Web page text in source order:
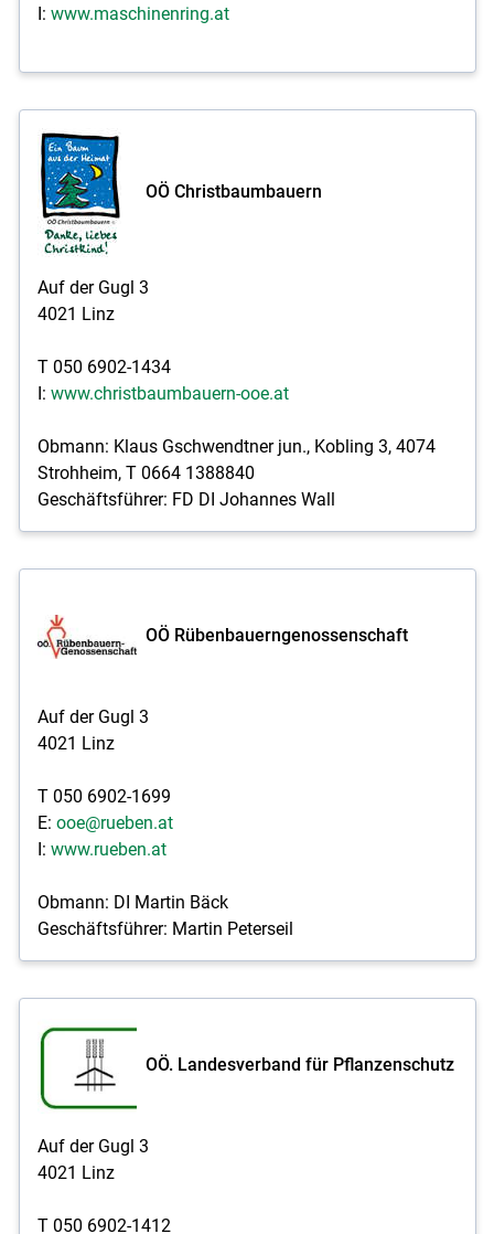
I: www.maschinenring.at
OÖ Christbaumbauern
Auf der Gugl 3
4021 Linz
T 050 6902-1434
I: www.christbaumbauern-ooe.at
Obmann: Klaus Gschwendtner jun., Kobling 3, 4074
Strohheim, T 0664 1388840
Geschäftsführer: FD DI Johannes Wall
OÖ Rübenbauerngenossenschaft
Auf der Gugl 3
4021 Linz
T 050 6902-1699
E: ooe@rueben.at
I: www.rueben.at
Obmann: DI Martin Bäck
Geschäftsführer: Martin Peterseil
OÖ. Landesverband für Pflanzenschutz
Auf der Gugl 3
4021 Linz
T 050 6902-1412